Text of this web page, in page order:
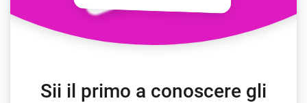
Sii il primo a conoscere gli